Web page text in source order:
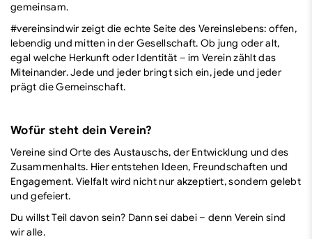
gemeinsam.
#vereinsindwir zeigt die echte Seite des Vereinslebens: offen,
lebendig und mitten in der Gesellschaft. Ob jung oder alt,
egal welche Herkunft oder Identität – im Verein zählt das
Miteinander. Jede und jeder bringt sich ein, jede und jeder
prägt die Gemeinschaft.
Wofür steht dein Verein?
Vereine sind Orte des Austauschs, der Entwicklung und des
Zusammenhalts. Hier entstehen Ideen, Freundschaften und
Engagement. Vielfalt wird nicht nur akzeptiert, sondern gelebt
und gefeiert.
Du willst Teil davon sein? Dann sei dabei – denn Verein sind
wir alle.